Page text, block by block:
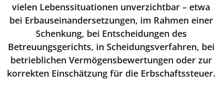
vielen Lebenssituationen unverzichtbar – etwa
bei Erbauseinandersetzungen, im Rahmen einer
Schenkung, bei Entscheidungen des
Betreuungsgerichts, in Scheidungsverfahren, bei
betrieblichen Vermögensbewertungen oder zur
korrekten Einschätzung für die Erbschaftssteuer.